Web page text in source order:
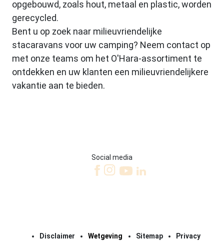
opgebouwd, zoals hout, metaal en plastic, worden
gerecycled.
Bent u op zoek naar milieuvriendelijke
stacaravans voor uw camping? Neem contact op
met onze teams om het O'Hara-assortiment te
ontdekken en uw klanten een milieuvriendelijkere
vakantie aan te bieden.
Social media
Disclaimer Wetgeving Sitemap
Privacy